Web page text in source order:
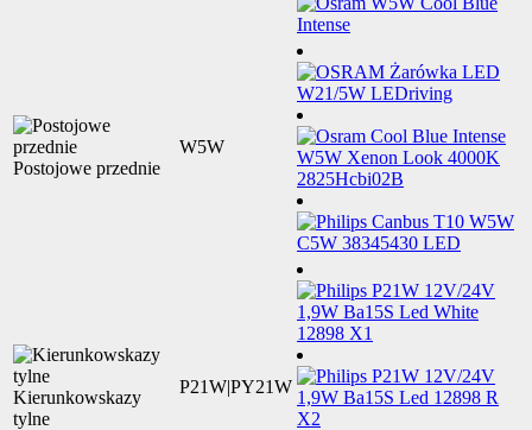
Postojowe przednie
W5W
Kierunkowskazy
tylne
P21W|PY21W